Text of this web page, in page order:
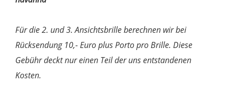
Für die 2. und 3. Ansichtsbrille berechnen wir bei
Rücksendung 10,- Euro plus Porto pro Brille. Diese
Gebühr deckt nur einen Teil der uns entstandenen
Kosten.